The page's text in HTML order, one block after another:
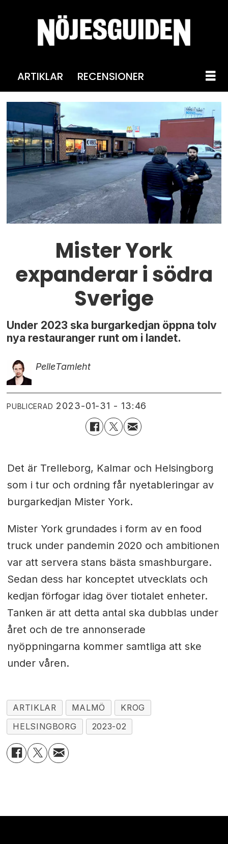
ARTIKLAR RECENSIONER
Mister York
expanderar i södra
Sverige
Under 2023 ska burgarkedjan öppna tolv
nya restauranger runt om i landet.
PelleTamleht
PUBLICERAD 2023-01-31 - 13:46
Det är Trelleborg, Kalmar och Helsingborg
som i tur och ordning får nyetableringar av
burgarkedjan Mister York.
Mister York grundades i form av en food
truck under pandemin 2020 och ambitionen
var att servera stans bästa smashburgare.
Sedan dess har konceptet utvecklats och
kedjan förfogar idag över tiotalet enheter.
Tanken är att detta antal ska dubblas under
året och de tre annonserade
nyöppningarna kommer samtliga att ske
under våren.
ARTIKLAR MALMÖ
KROG
HELSINGBORG
2023-02